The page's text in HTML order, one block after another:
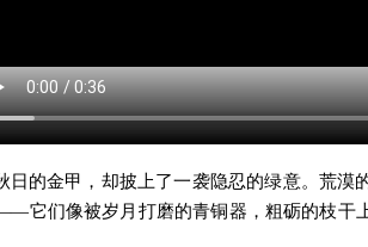
日的金甲，却披上了一袭隐忍的绿意。荒
它们像被岁月打磨的青铜器，粗砺的枝干